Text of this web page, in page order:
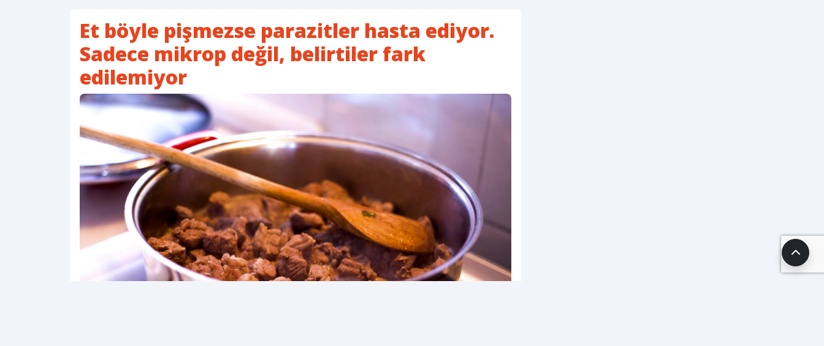
Et böyle pişmezse parazitler hasta ediyor.
Sadece mikrop değil, belirtiler fark
edilemiyor